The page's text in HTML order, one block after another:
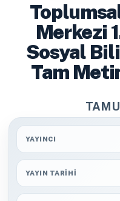
Merkezi
Sosyal
Tam
YAYINCI
YAYIN TARIHI